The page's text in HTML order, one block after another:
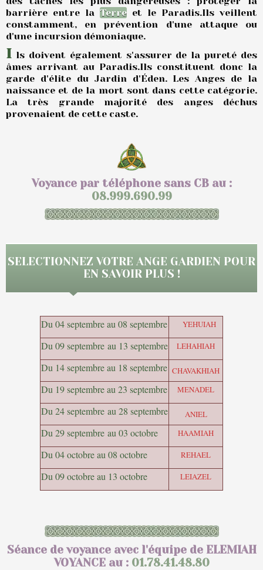
barrière entre la Terre et le Paradis.Ils veillent
constamment, en prévention d'une attaque ou
d'une incursion démoniaque.
I ls doivent également s'assurer de la pureté des
âmes arrivant au Paradis.Ils constituent donc la
garde d'élite du Jardin d'Éden. Les Anges de la
naissance et de la mort sont dans cette catégorie.
La très grande majorité des anges déchus
provenaient de cette caste.
Voyance par téléphone sans CB au :
08.999.690.99
SELECTIONNEZ VOTRE ANGE GARDIEN POUR
EN SAVOIR PLUS !
Du 04 septembre au 08 septembre YEHUIAH
Du 09septembre au 13 septembre LEHAHIAH
Du 14septembreau 18 septembre CHAVAKHIAH
Du 19septembreau 23 septembre MENADEL
Du 24septembre au 28 septembre ANIEL
Du 29septembre au 03 octobre HAAMIAH
Du 04octobreau 08 octobre REHAEL
Du 09octobreau 13 octobre LEIAZEL
Séance de voyance avec l'équipe de ELEMIAH
VOYANCE au : 01.78.41.48.80